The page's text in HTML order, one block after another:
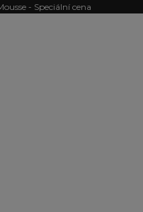
- Speciální cena